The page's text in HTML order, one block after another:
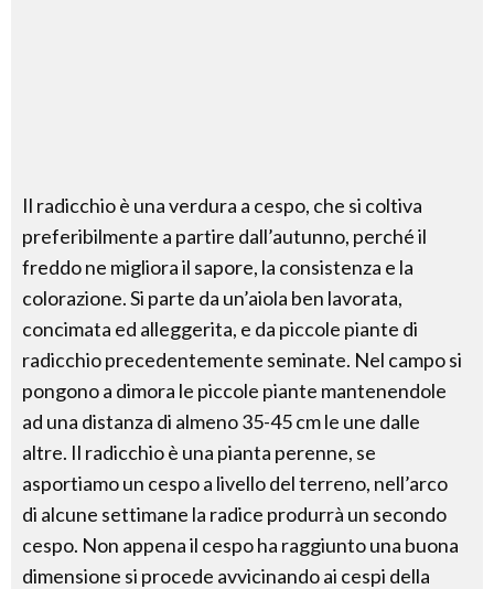
Il radicchio è una verdura a cespo, che si coltiva
preferibilmente a partire dall’autunno, perché il
freddo ne migliora il sapore, la consistenza e la
colorazione. Si parte da un’aiola ben lavorata,
concimata ed alleggerita, e da piccole piante di
radicchio precedentemente seminate. Nel campo si
pongono a dimora le piccole piante mantenendole
ad una distanza di almeno 35-45 cm le une dalle
altre. Il radicchio è una pianta perenne, se
asportiamo un cespo a livello del terreno, nell’arco
di alcune settimane la radice produrrà un secondo
cespo. Non appena il cespo ha raggiunto una buona
dimensione si procede avvicinando ai cespi della